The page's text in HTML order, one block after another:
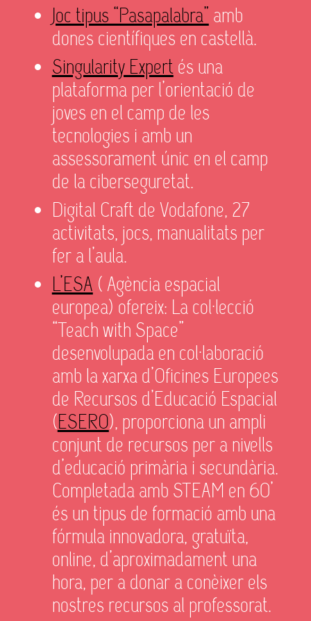
Joc tipus “Pasapalabra” amb
dones científiques en castellà.
Singularity Expertés una
plataforma per l’orientació de
joves en el camp de les
tecnologies i amb un
assessorament únic en el camp
de la ciberseguretat.
Digital Craft de Vodafone, 27
activitats, jocs, manualitats per
fer a l’aula.
L’ESA ( Agència espacial
europea) ofereix: La col·lecció
“Teach with Space”
desenvolupada en col·laboració
amb la xarxa d’Oficines Europees
de Recursos d’Educació Espacial
(ESERO), proporciona un ampli
conjunt de recursos per a nivells
d’educació primària i secundària.
Completada amb STEAM en 60’
és un tipus de formació amb una
fórmula innovadora, gratuïta,
online, d’aproximadament una
hora, per a donar a conèixer els
nostres recursos al professorat.